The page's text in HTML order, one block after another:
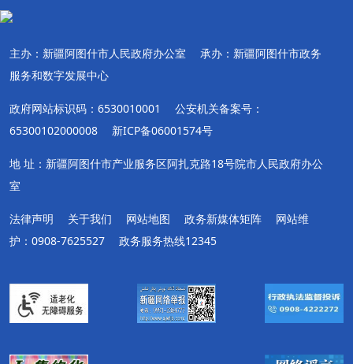
主办：新疆阿图什市人民政府办公室
承办：新疆阿图什市政务
服务和数字发展中心
政府网站标识码：6530010001
公安机关备案号：
65300102000008
新ICP备06001574号
地 址：新疆阿图什市产业服务区阿扎克路18号院市人民政府办公
室
法律声明 关于我们 网站地图 政务新媒体矩阵
网站维
护：0908-7625527
政务服务热线12345